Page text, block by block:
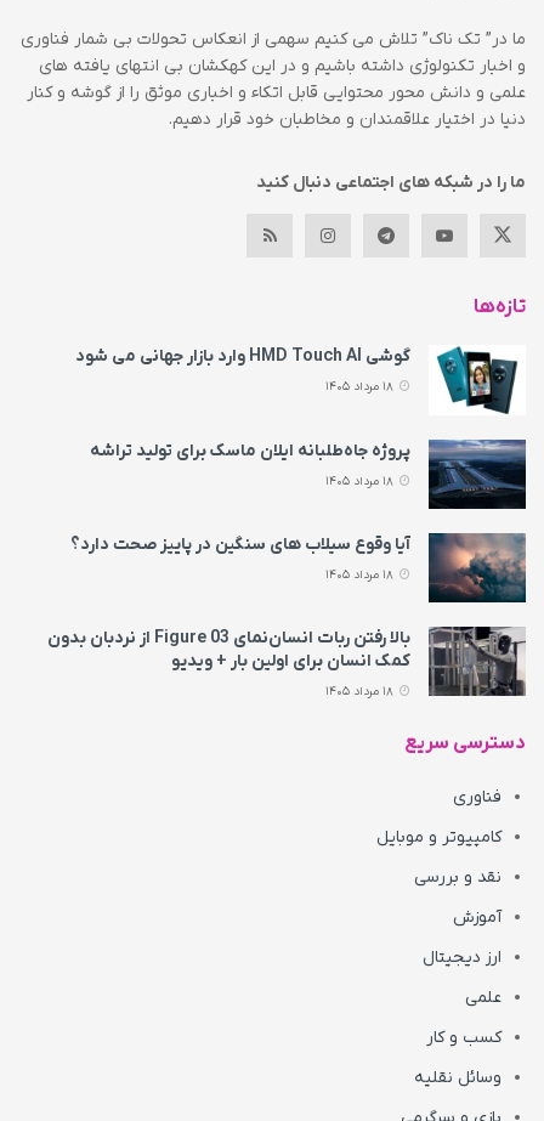
ما در” تک ناک” تلاش می کنیم سهمی از انعکاس تحولات بی شمار فناوری
و اخبار تکنولوژی داشته باشیم و در این کهکشان بی انتهای یافته های
علمی و دانش محور محتوایی قابل اتکاء و اخباری موثق را از گوشه و کنار
دنیا در اختیار علاقمندان و مخاطبان خود قرار دهیم.
ما را در شبکه های اجتماعی دنبال کنید
تازه‌ها
گوشی HMD Touch AI وارد بازار جهانی می‌ شود
پروژه جاه‌طلبانه ایلان ماسک برای تولید تراشه
آیا وقوع سیلاب های سنگین در پاییز صحت دارد؟
بالا رفتن ربات انسان‌نمای Figure 03 از نردبان بدون
کمک انسان برای اولین بار + ویدیو
دسترسی سریع
فناوری
کامپیوتر و موبایل
نقد و بررسی
آموزش
ارز دیجیتال
علمی
کسب و کار
وسائل نقلیه